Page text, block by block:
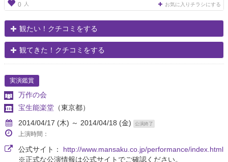
0 人 お気に入りチラシにする
観たい！クチコミをする
観てきた！クチコミをする
実演鑑賞
万作の会
宝生能楽堂 （東京都）
2014/04/17 (木) ～ 2014/04/18 (金)
公演終了
上演時間：
公式サイト： http://www.mansaku.co.jp/performance/index.html
※正式な公演情報は公式サイトでご確認ください。